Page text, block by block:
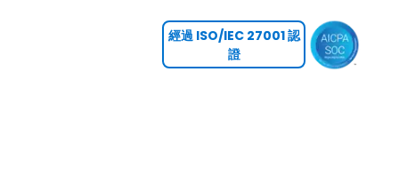
經過 ISO/IEC 27001 認
證